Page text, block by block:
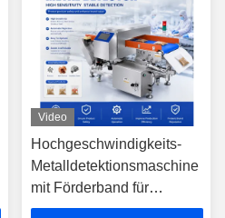
Video
Hochgeschwindigkeits-
Metalldetektionsmaschine
mit Förderband für
Snacks, Chips, Nüsse,